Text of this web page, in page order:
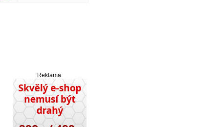
Reklama: